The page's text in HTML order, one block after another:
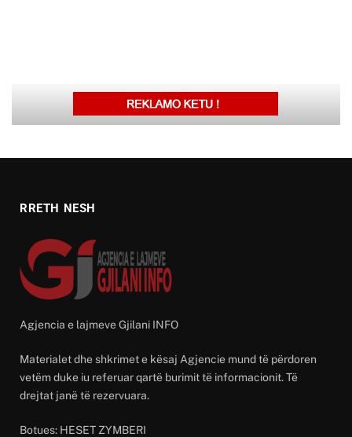
RRETH NESH
Agjencia e lajmeve Gjilani INFO
Materialet dhe shkrimet e kësaj Agjencie mund të përdoren
vetëm duke iu referuar qartë burimit të informacionit. Të
drejtat janë të rezervuara.
Botues: HESET ZYMBERI